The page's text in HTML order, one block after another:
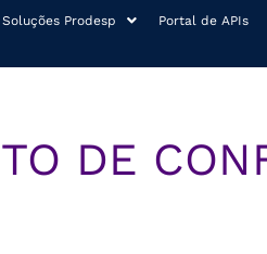
Soluções Prodesp Portal de APIs
DE